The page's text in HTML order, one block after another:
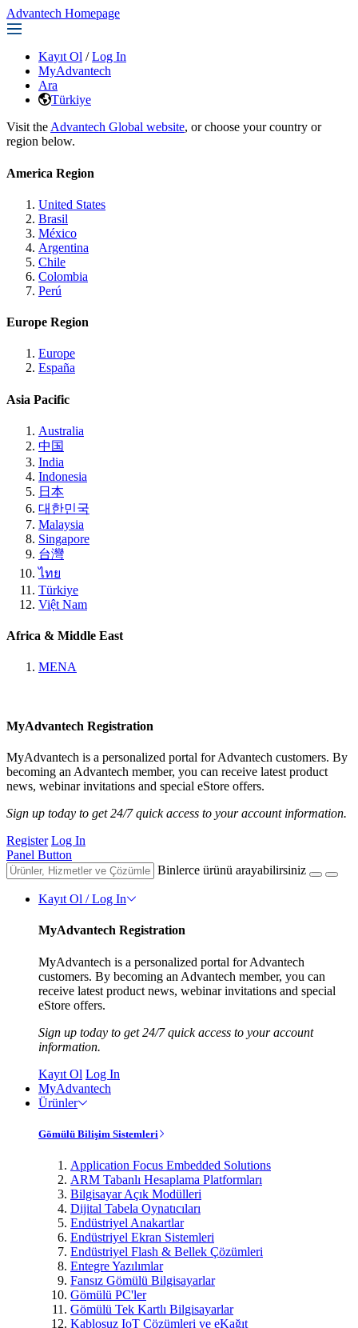
Advantech Homepage
Kayıt Ol / Log In
MyAdvantech
Ara
Türkiye
Visit the Advantech Global website, or choose your country or
region below.
America Region
United States
Brasil
México
Argentina
Chile
Colombia
Perú
Europe Region
Europe
España
Asia Pacific
Australia
中国
India
Indonesia
日本
대한민국
Malaysia
Singapore
台灣
ไทย
Türkiye
Việt Nam
Africa & Middle East
MENA
MyAdvantech Registration
MyAdvantech is a personalized portal for Advantech customers. By
becoming an Advantech member, you can receive latest product
news, webinar invitations and special eStore offers.
Sign up today to get 24/7 quick access to your account information.
Register Log In
Panel Button
Binlerce ürünü arayabilirsiniz
Kayıt Ol / Log In
MyAdvantech Registration
MyAdvantech is a personalized portal for Advantech
customers. By becoming an Advantech member, you can
receive latest product news, webinar invitations and special
eStore offers.
Sign up today to get 24/7 quick access to your account
information.
Kayıt Ol Log In
MyAdvantech
Ürünler
Gömülü Bilişim Sistemleri
Application Focus Embedded Solutions
ARM Tabanlı Hesaplama Platformları
Bilgisayar Açık Modülleri
Dijital Tabela Oynatıcıları
Endüstriyel Anakartlar
Endüstriyel Ekran Sistemleri
Endüstriyel Flash & Bellek Çözümleri
Entegre Yazılımlar
Fansız Gömülü Bilgisayarlar
Gömülü PC'ler
Gömülü Tek Kartlı Bilgisayarlar
Kablosuz IoT Çözümleri ve eKağıt